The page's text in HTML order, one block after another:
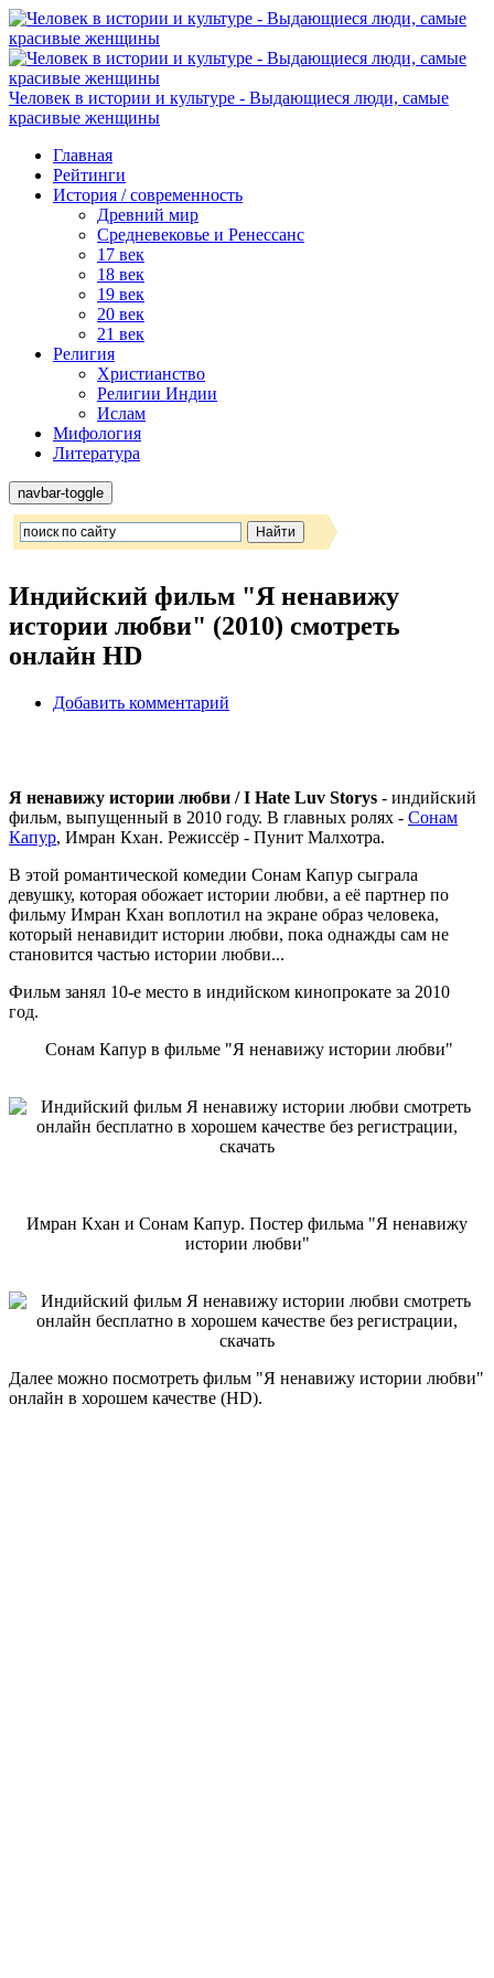
Человек в истории и культуре - Выдающиеся люди, самые
красивые женщины
Главная
Рейтинги
История / современность
Древний мир
Средневековье и Ренессанс
17 век
18 век
19 век
20 век
21 век
Религия
Христианство
Религии Индии
Ислам
Мифология
Литература
navbar-toggle
Индийский фильм "Я ненавижу
истории любви" (2010) смотреть
онлайн HD
Добавить комментарий
Я ненавижу истории любви / I Hate Luv Storys - индийский
фильм, выпущенный в 2010 году. В главных ролях - Сонам
Капур, Имран Кхан. Режиссёр - Пунит Малхотра.
В этой романтической комедии Сонам Капур сыграла
девушку, которая обожает истории любви, а её партнер по
фильму Имран Кхан воплотил на экране образ человека,
который ненавидит истории любви, пока однажды сам не
становится частью истории любви...
Фильм занял 10-е место в индийском кинопрокате за 2010
год.
Сонам Капур в фильме "Я ненавижу истории любви"
Имран Кхан и Сонам Капур. Постер фильма "Я ненавижу
истории любви"
Далее можно посмотреть фильм "Я ненавижу истории любви"
онлайн в хорошем качестве (HD).